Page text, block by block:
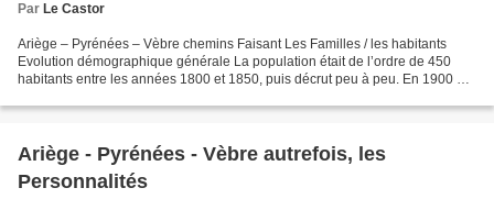
Par Le Castor
Ariège – Pyrénées – Vèbre chemins Faisant Les Familles / les habitants
Evolution démographique générale La population était de l’ordre de 450
habitants entre les années 1800 et 1850, puis décrut peu à peu. En 1900 on
Ariège - Pyrénées - Vèbre autrefois, les
Personnalités